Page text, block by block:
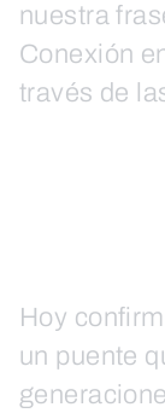
nuestra
Conexión
través de
Hoy
un puente